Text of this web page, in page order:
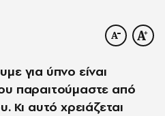
για ύπνο είναι
παραιτούμαστε από
Κι αυτό χρειάζεται